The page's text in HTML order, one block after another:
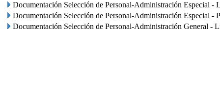
Documentación Selección de Personal-Administración Especial -
Documentación Selección de Personal-Administración Especial -
Documentación Selección de Personal-Administración General -